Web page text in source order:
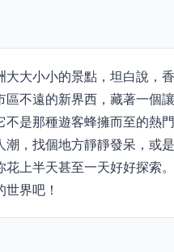
大小小的景點，坦白說，
不遠的新界西，藏著一個
不是那種遊客蜂擁而至的熱
，找個地方靜靜發呆，或
花上半天甚至一天好好探索
世界吧！